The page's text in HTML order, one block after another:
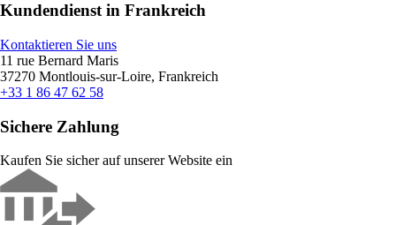
Kundendienst in Frankreich
Kontaktieren Sie uns
11 rue Bernard Maris
37270 Montlouis-sur-Loire, Frankreich
+33 1 86 47 62 58
Sichere Zahlung
Kaufen Sie sicher auf unserer Website ein